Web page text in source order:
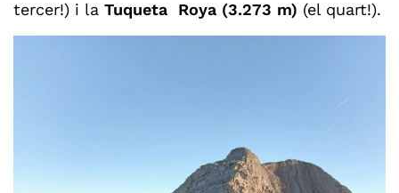
tercer!) i la Tuqueta Roya (3.273 m) (el quart!).